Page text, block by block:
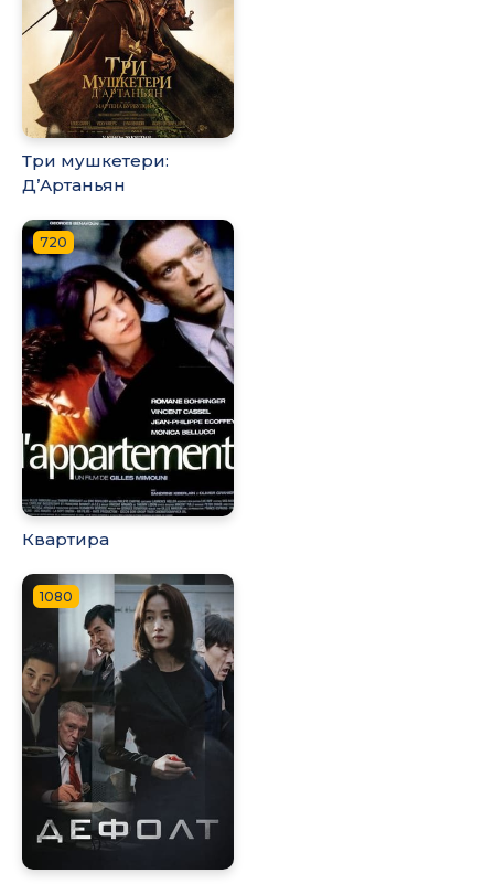
Три мушкетери:
Д’Артаньян
720
Квартира
1080